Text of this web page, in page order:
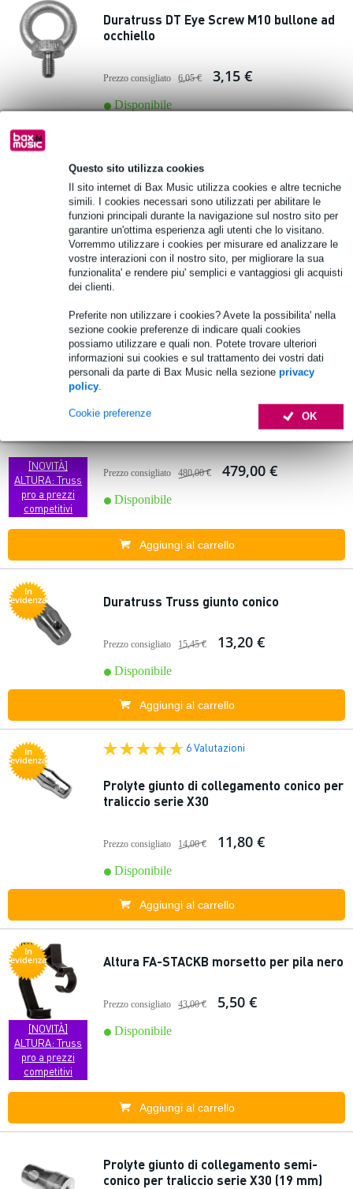
Questo sito utilizza cookies
Il sito internet di Bax Music utilizza cookies e altre tecniche
simili. I cookies necessari sono utilizzati per abilitare le
funzioni principali durante la navigazione sul nostro sito per
garantire un'ottima esperienza agli utenti che lo visitano.
Vorremmo utilizzare i cookies per misurare ed analizzare le
vostre interazioni con il nostro sito, per migliorare la sua
funzionalita' e rendere piu' semplici e vantaggiosi gli acquisti
dei clienti.
Preferite non utilizzare i cookies? Avete la possibilita' nella
sezione cookie preferenze di indicare quali cookies
possiamo utilizzare e quali non. Potete trovare ulteriori
informazioni sui cookies e sul trattamento dei vostri dati
personali da parte di Bax Music nella sezione privacy
policy.
OK
Cookie preferenze
Duratruss DT Eye Screw M10 bullone ad
occhiello
Prezzo consigliato 6,05 € 3,15 €
Disponibile
ALTURA: Truss
pro a prezzi
Altura FA-TVBRACE Supporto universale
per montaggio a traliccio TV
Prezzo consigliato 200,00 € 199,00 €
Disponibile
Aggiungi al carrello
[NOVITÀ]
ALTURA: Truss
pro a prezzi
competitivi
universale 80x80 cm per tralicci di tipo 30
Prezzo consigliato 480,00 € 479,00 €
Disponibile
Aggiungi al carrello
In
evidenza Duratruss Truss giunto conico
Prezzo consigliato 15,45 € 13,20 €
Disponibile
Aggiungi al carrello
In
evidenza
6 Valutazioni
Prolyte giunto di collegamento conico per
traliccio serie X30
Prezzo consigliato 14,00 € 11,80 €
Disponibile
Aggiungi al carrello
In
evidenza
[NOVITÀ]
ALTURA: Truss
pro a prezzi
competitivi
Altura FA-STACKB morsetto per pila nero
Prezzo consigliato 43,00 € 5,50 €
Disponibile
Aggiungi al carrello
Prolyte giunto di collegamento semi-
conico per traliccio serie X30 (19 mm)